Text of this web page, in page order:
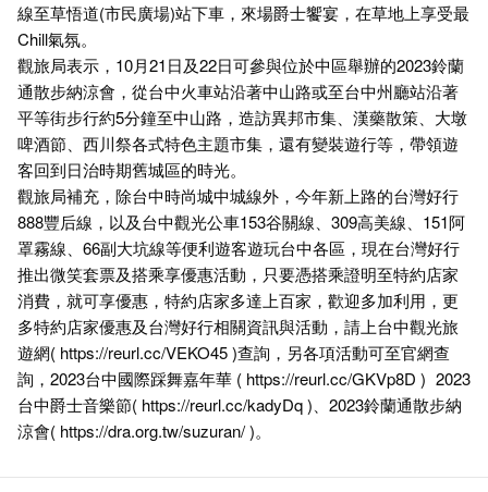
線至草悟道(市民廣場)站下車，來場爵士饗宴，在草地上享受最
Chill氣氛。
觀旅局表示，10月21日及22日可參與位於中區舉辦的2023鈴蘭
通散步納涼會，從台中火車站沿著中山路或至台中州廳站沿著
平等街步行約5分鐘至中山路，造訪異邦市集、漢藥散策、大墩
啤酒節、西川祭各式特色主題市集，還有變裝遊行等，帶領遊
客回到日治時期舊城區的時光。
觀旅局補充，除台中時尚城中城線外，今年新上路的台灣好行
888豐后線，以及台中觀光公車153谷關線、309高美線、151阿
罩霧線、66副大坑線等便利遊客遊玩台中各區，現在台灣好行
推出微笑套票及搭乘享優惠活動，只要憑搭乘證明至特約店家
消費，就可享優惠，特約店家多達上百家，歡迎多加利用，更
多特約店家優惠及台灣好行相關資訊與活動，請上台中觀光旅
遊網( https://reurl.cc/VEKO45 )查詢，另各項活動可至官網查
詢，2023台中國際踩舞嘉年華 ( https://reurl.cc/GKVp8D ) 2023
台中爵士音樂節( https://reurl.cc/kadyDq)、2023鈴蘭通散步納
涼會( https://dra.org.tw/suzuran/)。